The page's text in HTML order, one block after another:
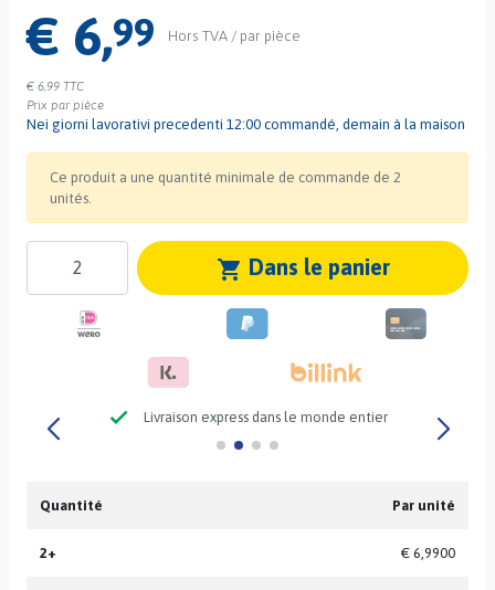
€ 6,99 Hors TVA / par pièce
€ 6,99 TTC
Prix par pièce
Nei giorni lavorativi precedenti 12:00 commandé, demain à la maison
Ce produit a une quantité minimale de commande de 2
unités.
shopping_cart Dans le panier
check Livraison express dans le monde entier
Quantité Par unité
2+ € 6,9900